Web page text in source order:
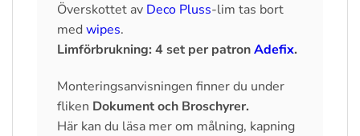
Överskottet av Deco Pluss-lim tas bort
med wipes.
Limförbrukning: 4 set per patronAdefix.
Monteringsanvisningen finner du under
fliken Dokument och Broschyrer.
Här kan du läsa mer om målning, kapning